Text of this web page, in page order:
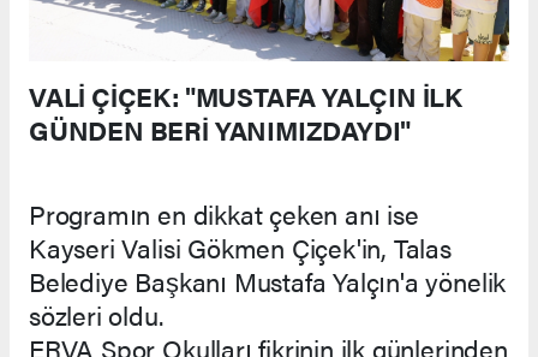
VALİ ÇİÇEK: "MUSTAFA YALÇIN İLK
GÜNDEN BERİ YANIMIZDAYDI"
Programın en dikkat çeken anı ise
Kayseri Valisi Gökmen Çiçek'in, Talas
Belediye Başkanı Mustafa Yalçın'a yönelik
sözleri oldu.
ERVA Spor Okulları fikrinin ilk günlerinden